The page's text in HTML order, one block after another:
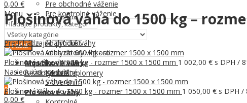
Prečo my
Spolupráca
Kontakt
Pre obchodné váženie
Pre kontrolné váženie
Laboratórne váhy
Predvažovacie váhy
Analytické váhy
Analyzátory vlhkosti
Mostíkové váhy
Kontrolné
S overením
Plošinové váhy
0,00 €
Menu
Hľadať
Populárne hľadania
Bezdotykové teplomery
0
0,00 €
Plošinová váha do 1500 kg –
Predchádzajúci produkt
Plošinová váha do 600 kg - rozmer 1500 x 1500 mm 1 002,00 € s DPH /
Nasledujúci produkt
Plošinová váha do 1500 kg - rozmer 1500 x 1500 mm 1 050,00 € s DPH /